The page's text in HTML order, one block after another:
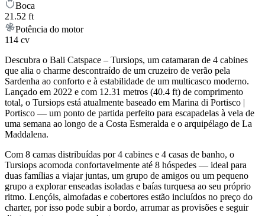
Boca
21.52 ft
Potência do motor
114 cv
Descubra o Bali Catspace – Tursiops, um catamaran de 4 cabines
que alia o charme descontraído de um cruzeiro de verão pela
Sardenha ao conforto e à estabilidade de um multicasco moderno.
Lançado em 2022 e com 12.31 metros (40.4 ft) de comprimento
total, o Tursiops está atualmente baseado em Marina di Portisco |
Portisco — um ponto de partida perfeito para escapadelas à vela de
uma semana ao longo de a Costa Esmeralda e o arquipélago de La
Maddalena.
Com 8 camas distribuídas por 4 cabines e 4 casas de banho, o
Tursiops acomoda confortavelmente até 8 hóspedes — ideal para
duas famílias a viajar juntas, um grupo de amigos ou um pequeno
grupo a explorar enseadas isoladas e baías turquesa ao seu próprio
ritmo. Lençóis, almofadas e cobertores estão incluídos no preço do
charter, por isso pode subir a bordo, arrumar as provisões e seguir